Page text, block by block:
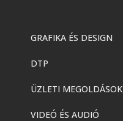
GRAFIKA ÉS DESIGN
DTP
ÜZLETI MEGOLDÁSOK
VIDEÓ ÉS AUDIÓ